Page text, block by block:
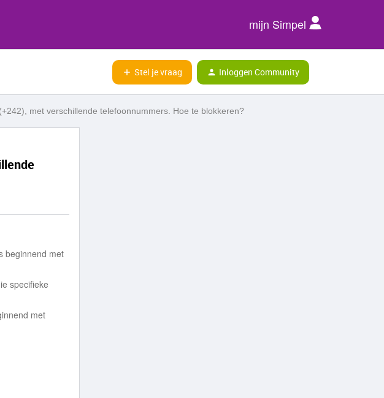
mijn Simpel
Stel je vraag Inloggen Community
met verschillende telefoonnummers. Hoe te blokkeren?
beginnend met
specifieke
met